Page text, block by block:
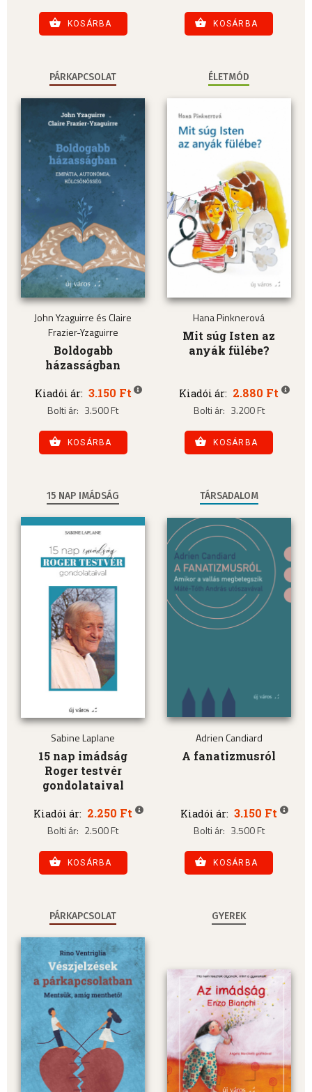
KOSÁRBA KOSÁRBA
PÁRKAPCSOLAT
John Yzaguirre és Claire
Frazier-Yzaguirre
Boldogabb
házasságban
Kiadói ár: 3.150 Ft
Bolti ár: 3.500 Ft
KOSÁRBA
ÉLETMÓD
Hana Pinknerová
Mit súg Isten az
anyák fülébe?
Kiadói ár: 2.880 Ft
Bolti ár: 3.200 Ft
KOSÁRBA
15 NAP IMÁDSÁG
Sabine Laplane
15 nap imádság
Roger testvér
gondolataival
Kiadói ár: 2.250 Ft
Bolti ár: 2.500 Ft
KOSÁRBA
TÁRSADALOM
Adrien Candiard
A fanatizmusról
Kiadói ár: 3.150 Ft
Bolti ár: 3.500 Ft
KOSÁRBA
PÁRKAPCSOLAT GYEREK